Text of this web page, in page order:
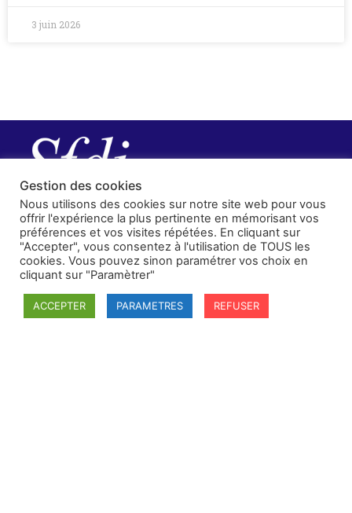
3 juin 2026
SFDI
Gestion des cookies
Nous utilisons des cookies sur notre site web pour vous
offrir l'expérience la plus pertinente en mémorisant vos
préférences et vos visites répétées. En cliquant sur
"Accepter", vous consentez à l'utilisation de TOUS les
cookies. Vous pouvez sinon paramétrer vos choix en
cliquant sur "Paramètrer"
ACCEPTER PARAMETRES REFUSER